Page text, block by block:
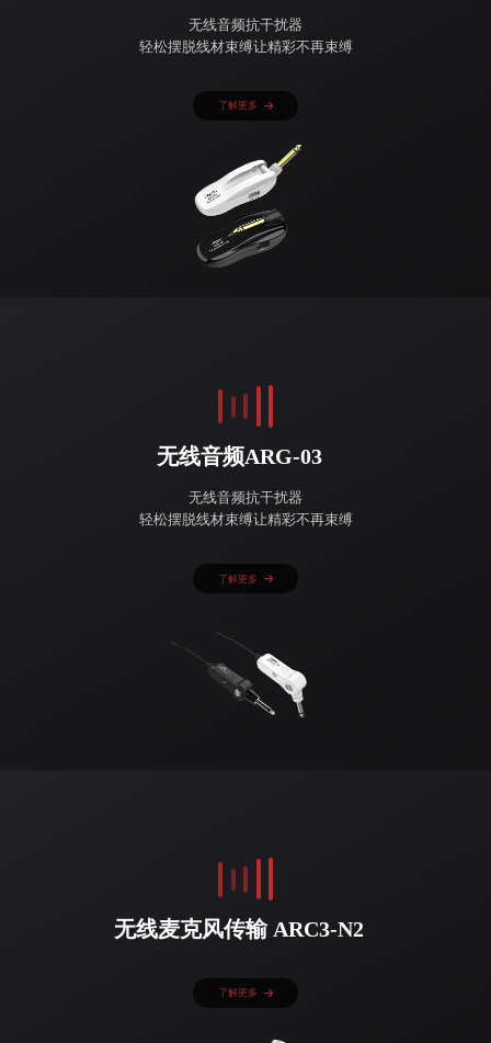
无线音频抗干扰器
轻松摆脱线材束缚让精彩不再束缚
了解更多
无线音频ARG-03
无线音频抗干扰器
轻松摆脱线材束缚让精彩不再束缚
了解更多
无线麦克风传输 ARC3-N2
了解更多